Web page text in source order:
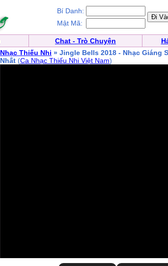
Bí Danh:
Mật Mã:
Chat - Trò Chuyện
Nhạc Thiếu Nhi » Jingle Bells 2018 - Nhạc Giáng
Nhất (Ca Nhạc Thiếu Nhi Việt Nam)